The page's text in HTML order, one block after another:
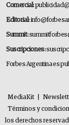
Comercial:
Editorial:
Summit:
Suscripciones:
Forbes Argentina es
MediaKit
Términos y
los derechos